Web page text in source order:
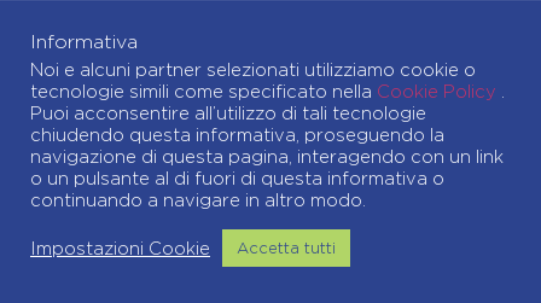
Informativa
Noi e alcuni partner selezionati utilizziamo cookie o
tecnologie simili come specificato nella Cookie Policy
Puoi acconsentire all’utilizzo di tali tecnologie
chiudendo questa informativa, proseguendo la
navigazione di questa pagina, interagendo con un link
o un pulsante al di fuori di questa informativa o
continuando a navigare in altro modo.
Impostazioni Cookie Accetta tutti